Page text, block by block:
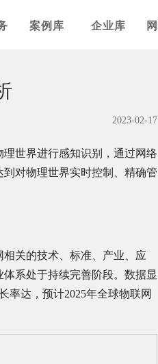
案例库 企业库
2023-02-17
世界进行感知识别，通过网络
对物理世界实时控制、精确管
关的技术、标准、产业、应
系处于持续完善阶段。数据显
率达，预计2025年全球物联网